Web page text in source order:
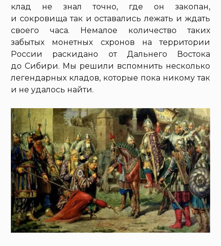
клад не знал точно, где он закопан,
и сокровища так и оставались лежать и ждать
своего часа. Немалое количество таких
забытых монетных схронов на территории
России раскидано от Дальнего Востока
до Сибири. Мы решили вспомнить несколько
легендарных кладов, которые пока никому так
и не удалось найти.